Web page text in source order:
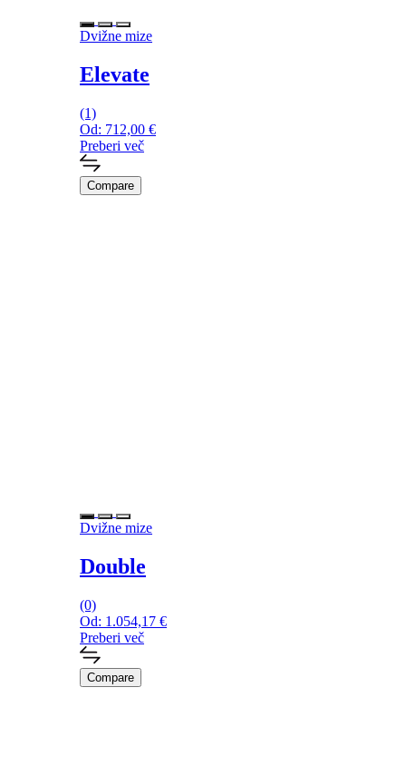
Dvižne mize
Elevate
(1)
Od: 712,00 €
Preberi več
Compare
Dvižne mize
Double
(0)
Od: 1.054,17 €
Preberi več
Compare